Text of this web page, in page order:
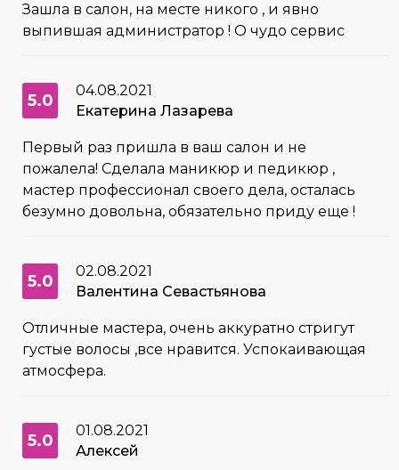
Зашла в салон, на месте никого , и явно
выпившая администратор ! О чудо сервис
5.0
04.08.2021
Екатерина Лазарева
Первый раз пришла в ваш салон и не
пожалела! Сделала маникюр и педикюр ,
мастер профессионал своего дела, осталась
безумно довольна, обязательно приду еще !
5.0
02.08.2021
Валентина Севастьянова
Отличные мастера, очень аккуратно стригут
густые волосы ,все нравится. Успокаивающая
атмосфера.
5.0
01.08.2021
Алексей